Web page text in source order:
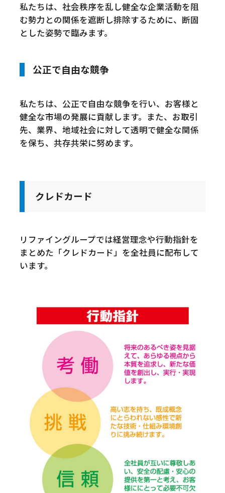
私たちは、社会秩序を乱し健全な企業活動を阻
む勢力との関係を遮断し排除するために、断固
とした姿勢で臨みます。
公正で自由な競争
私たちは、公正で自由な競争を行い、お客様と
健全な市場の発展に貢献します。また、お取引
先、業界、地域社会に対して透明で健全な関係
を保ち、共存共栄に努めます。
クレドカード
リファイングループでは経営理念や行動指針を
まとめた「クレドカード」を全社員に配布して
います。